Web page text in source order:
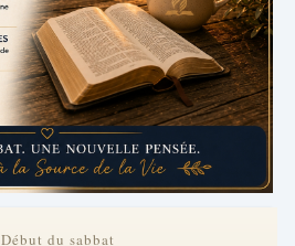
Début du sabbat